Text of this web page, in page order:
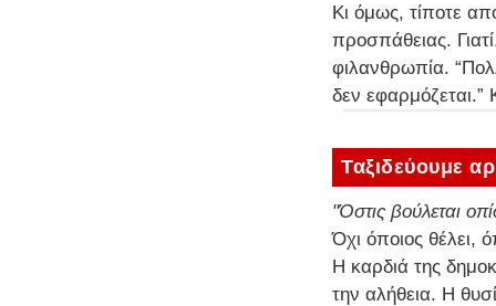
Κι όμως, τίποτε
προσπάθειας.
φιλανθρωπία.
δεν εφαρμόζεται.”
Ταξιδεύουμε
"Όστις βούλεται
Όχι όποιος θέλει,
Η καρδιά της
την αλήθεια. Η